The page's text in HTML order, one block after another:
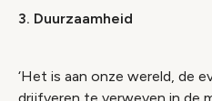
3. Duurzaamheid
‘Het is aan onze wereld, de